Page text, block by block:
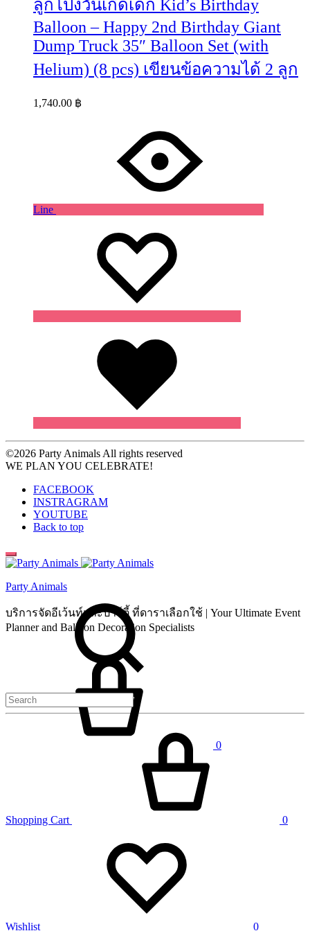
ลูกโป่งวันเกิดเด็ก Kid’s Birthday
Balloon – Happy 2nd Birthday Giant
Dump Truck 35″ Balloon Set (with
Helium) (8 pcs) เขียนข้อความได้ 2 ลูก
1,740.00 ฿
Line
©2026 Party Animals All rights reserved
WE PLAN YOU CELEBRATE!
FACEBOOK
INSTRAGRAM
YOUTUBE
Back to top
Party Animals
บริการจัดอีเว้นท์และปาร์ตี้ ที่ดาราเลือกใช้ | Your Ultimate Event
Planner and Balloon Decoration Specialists
0
Search
Shopping Cart 0
Wishlist 0